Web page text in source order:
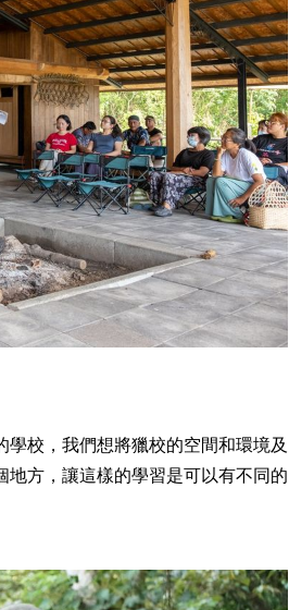
學校，我們想將獵校的空間和環境及
方，讓這樣的學習是可以有不同的